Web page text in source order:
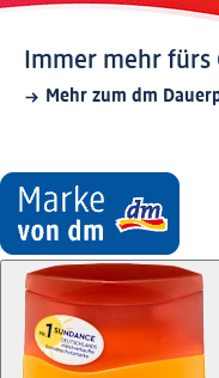
Immer mehr fürs
Mehr zum dm